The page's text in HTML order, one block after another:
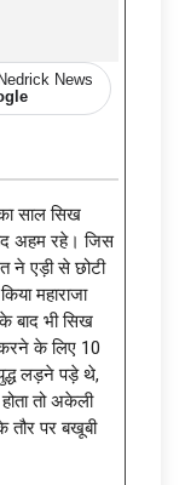
News
साल सिख
अहम रहे। जिस
ने एड़ी से छोटी
महाराजा
बाद भी सिख
के लिए 10
लड़ने पड़े थे,
तो अकेली
तौर पर बखूबी